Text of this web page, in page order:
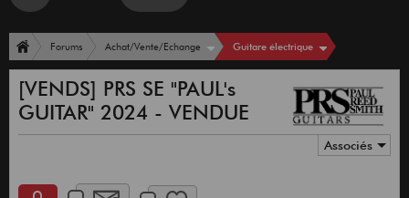
Forums Achat/Vente/Echange Guitare électrique
[VENDS] PRS SE "PAUL's
GUITAR" 2024 - VENDUE
Associés